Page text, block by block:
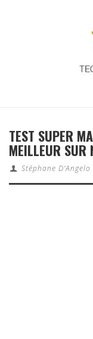
TEST SUPER
MEILLEUR SUR
Stéphane D'Angelo